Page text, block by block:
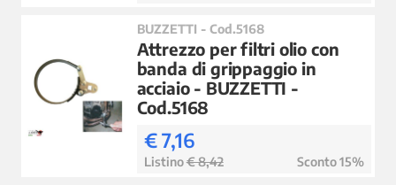
BUZZETTI - Cod.5168
Attrezzo per filtri olio con
banda di grippaggio in
acciaio - BUZZETTI -
Cod.5168
€ 7,16
Listino€ 8,42 Sconto 15%